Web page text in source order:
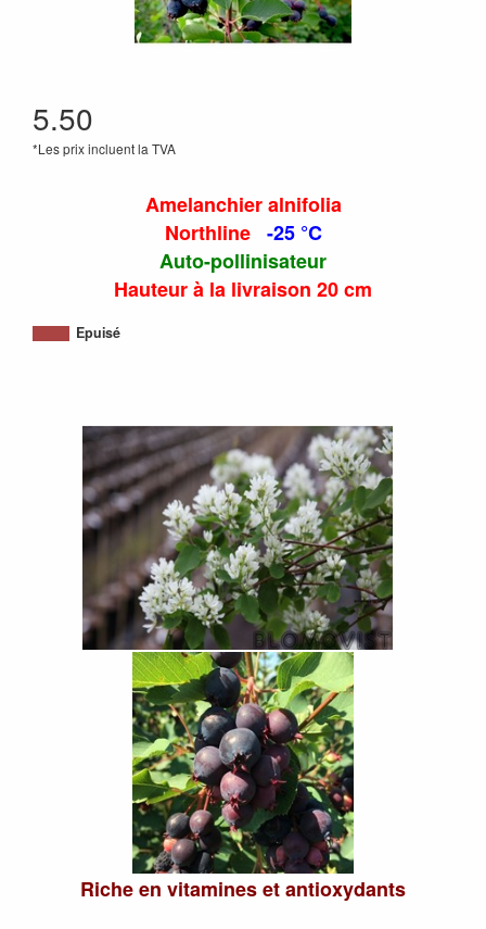
5.50
*Les prix incluent la TVA
Amelanchier alnifolia
Northline -25 °C
Auto-pollinisateur
Hauteur à la livraison 20 cm
Epuisé
Riche en vitamines et antioxydants